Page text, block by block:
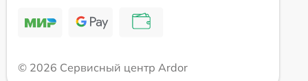
© 2026 Сервисный центр Ardor